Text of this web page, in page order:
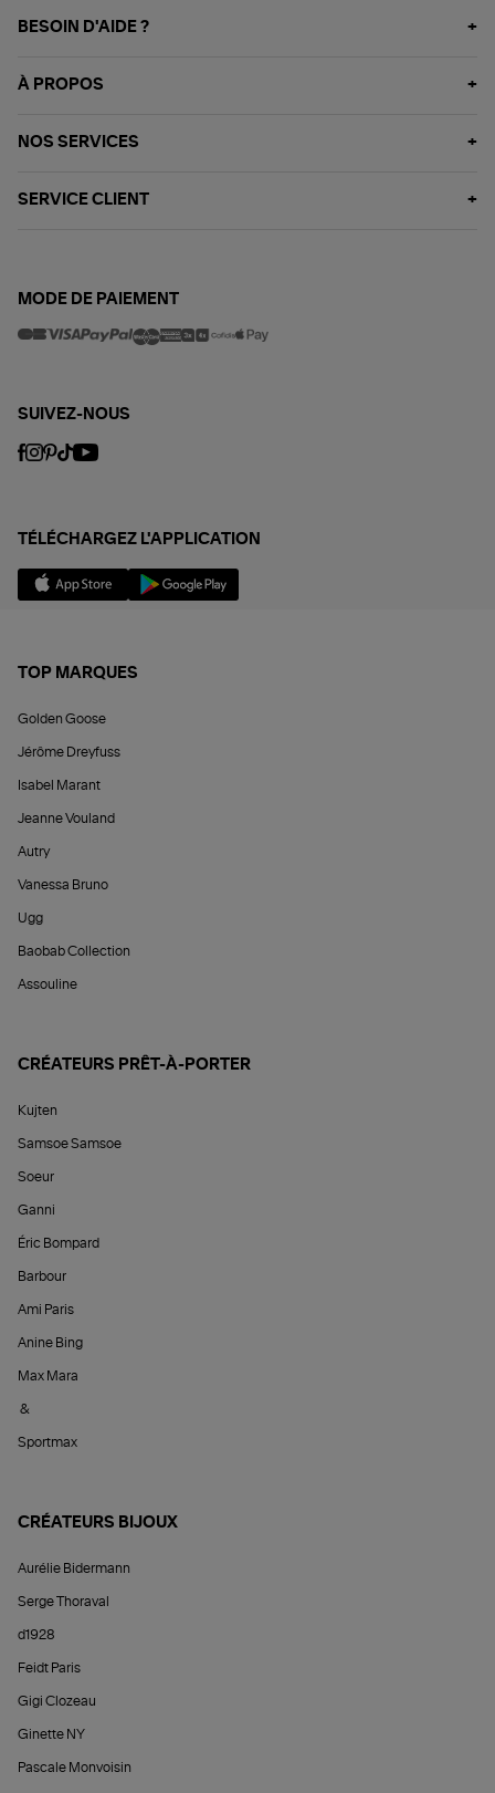
BESOIN D'AIDE ?
À PROPOS
NOS SERVICES
SERVICE CLIENT
MODE DE PAIEMENT
SUIVEZ-NOUS
TÉLÉCHARGEZ L'APPLICATION
TOP MARQUES
Golden Goose
Jérôme Dreyfuss
Isabel Marant
Jeanne Vouland
Autry
Vanessa Bruno
Ugg
Baobab Collection
Assouline
CRÉATEURS PRÊT-À-PORTER
Kujten
Samsoe Samsoe
Soeur
Ganni
Éric Bompard
Barbour
Ami Paris
Anine Bing
Max Mara
&
Sportmax
CRÉATEURS BIJOUX
Aurélie Bidermann
Serge Thoraval
d1928
Feidt Paris
Gigi Clozeau
Ginette NY
Pascale Monvoisin